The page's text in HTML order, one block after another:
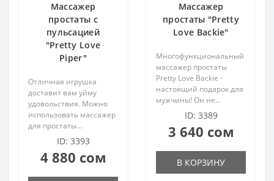
Массажер
простаты с
пульсацией
"Pretty Love
Piper"
Отличная игрушка
доставит вам уйму
удовольствия. Можно
использовать массажер
для простаты...
ID: 3393
4 880 сом
Массажер
простаты "Pretty
Love Backie"
Многофункциональный
массажер простаты
Pretty Love Backie -
настоящий подарок для
мужчины! Он не...
ID: 3389
3 640 сом
В КОРЗИНУ